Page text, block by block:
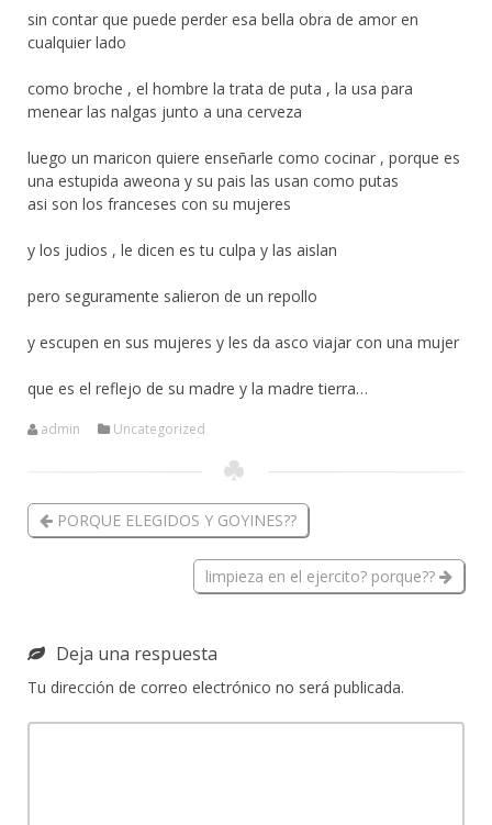
sin contar que puede perder esa bella obra de amor en
cualquier lado
como broche , el hombre la trata de puta , la usa para
menear las nalgas junto a una cerveza
luego un maricon quiere enseñarle como cocinar , porque es
una estupida aweona y su pais las usan como putas
asi son los franceses con su mujeres
y los judios , le dicen es tu culpa y las aislan
pero seguramente salieron de un repollo
y escupen en sus mujeres y les da asco viajar con una mujer
que es el reflejo de su madre y la madre tierra…
admin Uncategorized
PORQUE ELEGIDOS Y GOYINES??
limpieza en el ejercito? porque??
Deja una respuesta
Tu dirección de correo electrónico no será publicada.